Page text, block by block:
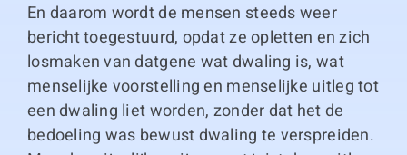
En daarom wordt de mensen steeds weer
bericht toegestuurd, opdat ze opletten en zich
losmaken van datgene wat dwaling is, wat
menselijke voorstelling en menselijke uitleg tot
een dwaling liet worden, zonder dat het de
bedoeling was bewust dwaling te verspreiden.